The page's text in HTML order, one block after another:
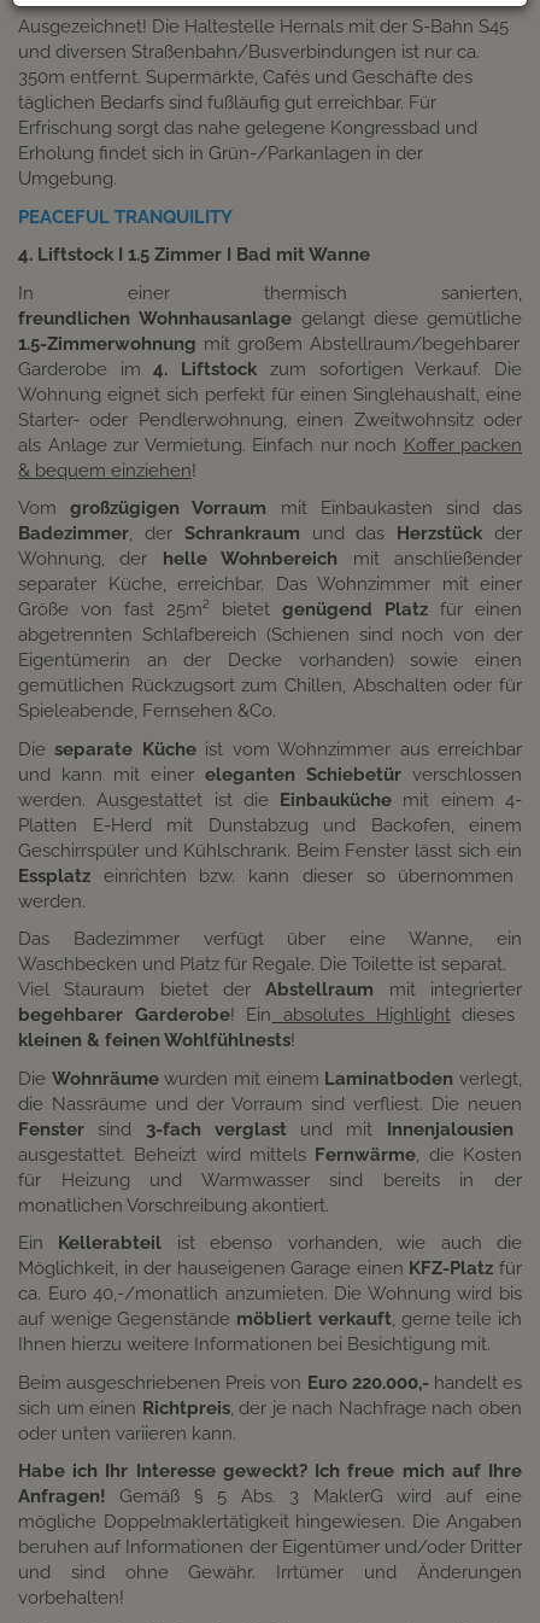
Ausgezeichnet! Die Haltestelle Hernals mit der S-Bahn S45
und diversen Straßenbahn/Busverbindungen ist nur ca.
350m entfernt. Supermärkte, Cafés und Geschäfte des
täglichen Bedarfs sind fußläufig gut erreichbar. Für
Erfrischung sorgt das nahe gelegene Kongressbad und
Erholung findet sich in Grün-/Parkanlagen in der
Umgebung.
PEACEFUL TRANQUILITY
4. Liftstock I 1.5 Zimmer I Bad mit Wanne
In einer thermisch sanierten,
freundlichen Wohnhausanlage gelangt diese gemütliche
1.5-Zimmerwohnung mit großem Abstellraum/begehbarer
Garderobe im4. Liftstock zum sofortigen Verkauf. Die
Wohnung eignet sich perfekt für einen Singlehaushalt, eine
Starter- oder Pendlerwohnung, einen Zweitwohnsitz oder
als Anlage zur Vermietung. Einfach nur noch Koffer packen
& bequem einziehen!
Vomgroßzügigen Vorraum mit Einbaukasten sind das
Badezimmer, der Schrankraum und das Herzstückder
Wohnung, der helle Wohnbereich mit anschließender
separater Küche, erreichbar. Das Wohnzimmer mit einer
Größe von fast 25m² bietet genügend Platz für einen
abgetrennten Schlafbereich (Schienen sind noch von der
Eigentümerin an der Decke vorhanden) sowie einen
gemütlichen Rückzugsort zum Chillen, Abschalten oder für
Spieleabende, Fernsehen &Co.
Die separate Kücheist vom Wohnzimmer aus erreichbar
und kann mit einereleganten Schiebetür verschlossen
werden. Ausgestattet ist die Einbauküche mit einem 4-
Platten E-Herd mit Dunstabzug und Backofen, einem
Geschirrspüler und Kühlschrank. Beim Fenster lässt sich ein
Essplatz einrichten bzw. kann dieser so übernommen
werden.
Das Badezimmer verfügt über eine Wanne, ein
Waschbecken und Platz für Regale. Die Toilette ist separat.
Viel Stauraum bietet der Abstellraum mit integrierter
begehbarer Garderobe! Ein absolutes Highlightdieses
kleinen & feinen Wohlfühlnests!
Die Wohnräumewurden mit einem Laminatbodenverlegt,
die Nassräume und der Vorraum sind verfliest. Die neuen
Fenstersind 3-fach verglast und mit Innenjalousien
ausgestattet. Beheizt wird mittels Fernwärme, die Kosten
für Heizung und Warmwasser sind bereits in der
monatlichen Vorschreibung akontiert.
Ein Kellerabteil ist ebenso vorhanden, wie auch die
Möglichkeit, in der hauseigenen Garage einen KFZ-Platz für
ca. Euro 40,-/monatlich anzumieten. Die Wohnung wird bis
auf wenige Gegenstände möbliert verkauft, gerne teile ich
Ihnen hierzu weitere Informationen bei Besichtigung mit.
Beim ausgeschriebenen Preis von Euro 220.000,-handelt es
sich um einen Richtpreis, der je nach Nachfrage nach oben
oder unten variieren kann.
Habe ich Ihr Interesse geweckt? Ich freue mich auf Ihre
Anfragen! Gemäß § 5 Abs. 3 MaklerG wird auf eine
mögliche Doppelmaklertätigkeit hingewiesen. Die Angaben
beruhen auf Informationen der Eigentümer und/oder Dritter
und sind ohne Gewähr. Irrtümer und Änderungen
vorbehalten!